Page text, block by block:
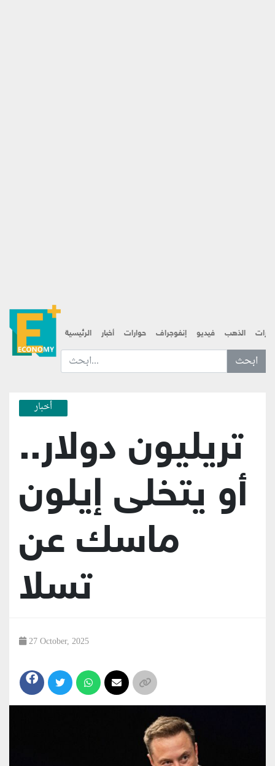
الرئيسية أخبار حوارات إنفوجراف فيديو الذهب
ابحث عن... :
أخبار
تريليون دولار..
أو يتخلى إيلون
ماسك عن
تسلا
27 October, 2025